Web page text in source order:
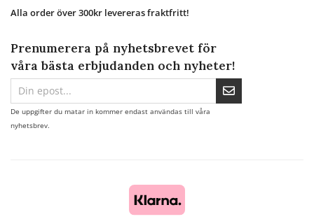
Alla order över 300kr levereras fraktfritt!
Prenumerera på nyhetsbrevet för
våra bästa erbjudanden och nyheter!
De uppgifter du matar in kommer endast användas till våra
nyhetsbrev.